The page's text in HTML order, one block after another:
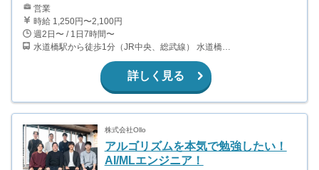
営業
時給 1,250円〜2,100円
週2日〜 / 1日7時間〜
水道橋駅から徒歩1分（JR中央、総武線） 水道橋駅から徒歩6分（都営三田線）
詳しく見る
株式会社Ollo
アルゴリズムを本気で勉強したい！
AI/MLエンジニア！